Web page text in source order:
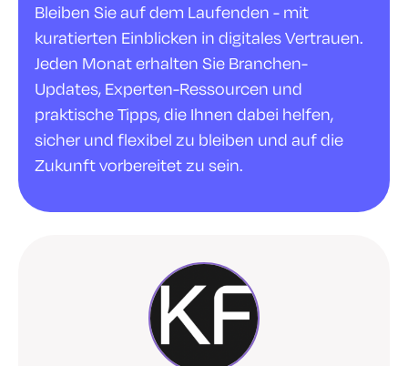
Bleiben Sie auf dem Laufenden - mit
kuratierten Einblicken in digitales Vertrauen.
Jeden Monat erhalten Sie Branchen-
Updates, Experten-Ressourcen und
praktische Tipps, die Ihnen dabei helfen,
sicher und flexibel zu bleiben und auf die
Zukunft vorbereitet zu sein.